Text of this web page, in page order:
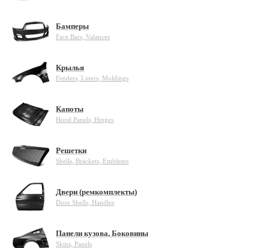
Бамперы
Face Bars, Valances
Крылья
Fenders, Liners, Moldings
Капоты
Hood Panels, Hinges
Решетки
Shells, Brackets, Emblems
Двери (ремкомплекты)
Door Shells, Handles
Панели кузова, Боковины
Skins, Panels